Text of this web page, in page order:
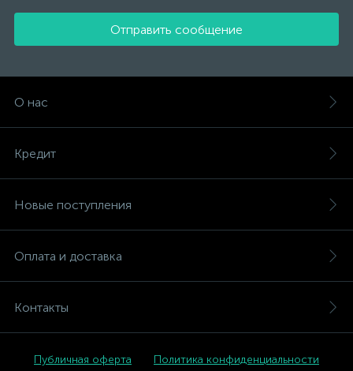
Отправить сообщение
О нас
Кредит
Новые поступления
Оплата и доставка
Контакты
Публичная оферта Политика конфиденциальности